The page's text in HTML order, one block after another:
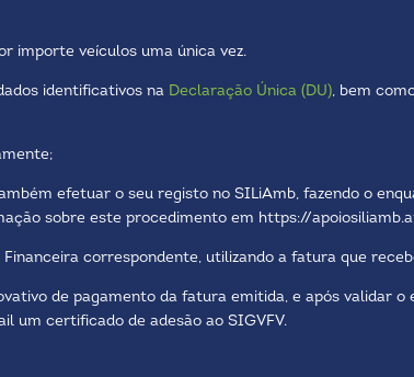
importe veículos uma única vez.
identificativos na Declaração Única (DU), bem
efetuar o seu registo no SILiAmb, fazendo o
sobre este procedimento em https://
Financeira correspondente, utilizando a fatura que
de pagamento da fatura emitida, e após validar
um certificado de adesão ao SIGVFV.